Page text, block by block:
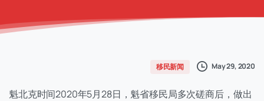
移民新闻 May 29, 2020
魁北克时间2020年5月28日，魁省移民局多次磋商后，做出